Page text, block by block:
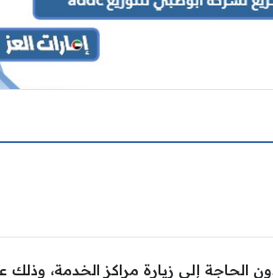
الحاجة إلى زيارة مراكز الخدمة، وذلك